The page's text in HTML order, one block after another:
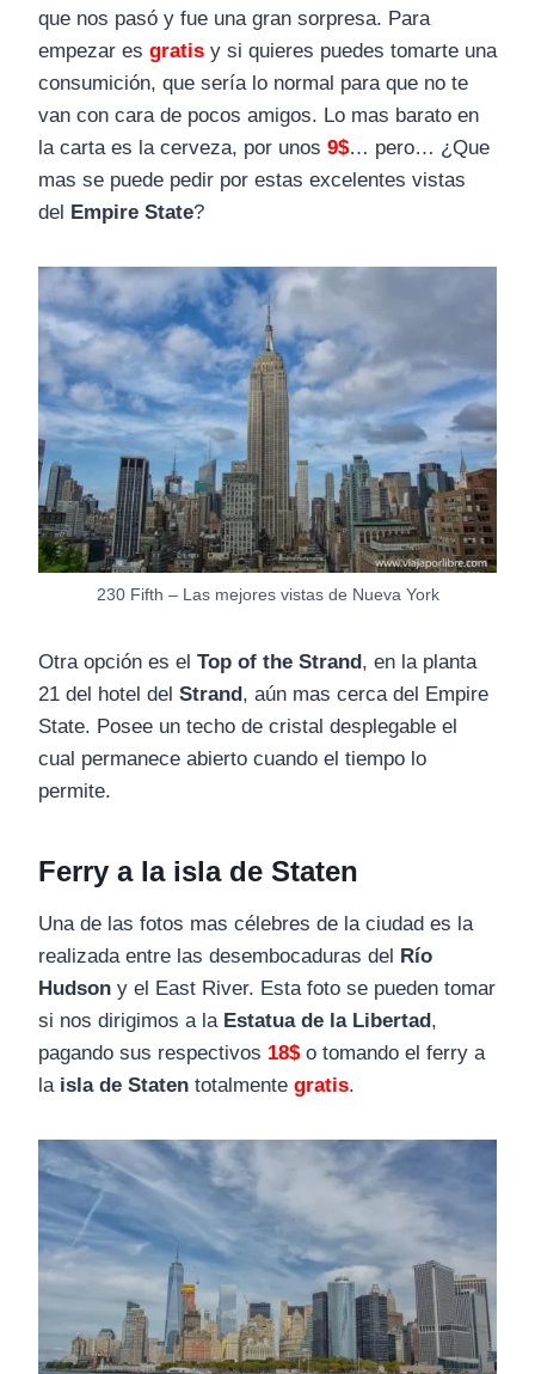
que nos pasó y fue una gran sorpresa. Para
empezar es gratis y si quieres puedes tomarte una
consumición, que sería lo normal para que no te
van con cara de pocos amigos. Lo mas barato en
la carta es la cerveza, por unos 9$… pero… ¿Que
mas se puede pedir por estas excelentes vistas
del
Empire State?
230 Fifth – Las mejores vistas de Nueva York
Otra opción es el Top of the Strand , en la planta
21 del hotel del Strand , aún mas cerca del Empire
State. Posee un techo de cristal desplegable el
cual permanece abierto cuando el tiempo lo
permite.
Ferry a la isla de Staten
Una de las fotos mas célebres de la ciudad es la
realizada entre las desembocaduras del
Río
Hudson y el East River. Esta foto se pueden tomar
si nos dirigimos a la Estatua de la Libertad ,
pagando sus respectivos 18$o tomando el ferry a
la isla de Staten totalmente gratis.